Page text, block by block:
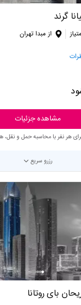
گرند
از مبدا تهران
مشاهده جزئیات
هر نفر با محاسبه حمل و
رزرو سریع
بای روتانا